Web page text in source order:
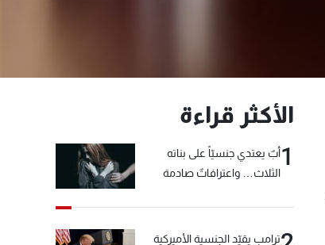
الأكثر قراءة
1أبٌ يعتدي جنسيّاً على بناته
الثلاث… واعترافاتٌ صادمة
ترامب يقيّد الجنسية الأميركية